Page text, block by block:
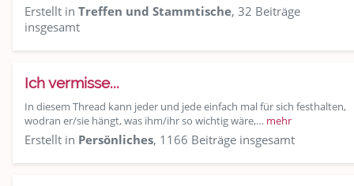
Erstellt in Treffen und Stammtische, 32 Beiträge
insgesamt
Ich vermisse...
In diesem Thread kann jeder und jede einfach mal für sich festhalten,
wodran er/sie hängt, was ihm/ihr so wichtig wäre,… mehr
Erstellt in Persönliches, 1166 Beiträge insgesamt